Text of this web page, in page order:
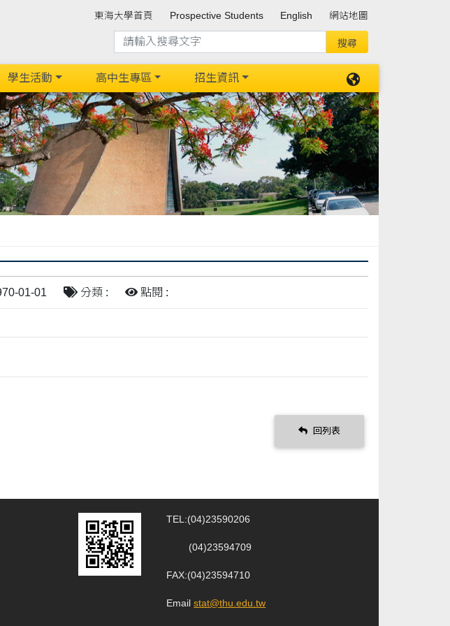
東海大學首頁 Prospective Students English 網站地圖
學生活動 高中生專區 招生資訊
01-01 分類 : 點閱 :
回列表
TEL:(04)23590206
(04)23594709
FAX:(04)23594710
Email :stat@thu.edu.tw